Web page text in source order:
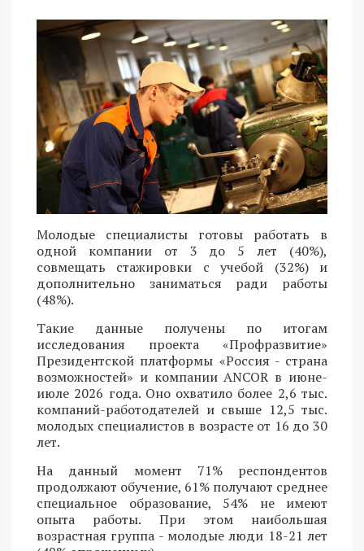
Молодые специалисты готовы работать в
одной компании от 3 до 5 лет (40%),
совмещать стажировки с учебой (32%) и
дополнительно заниматься ради работы
(48%).
Такие данные получены по итогам
исследования проекта «Профразвитие»
Президентской платформы «Россия - страна
возможностей» и компании ANCOR в июне-
июле 2026 года. Оно охватило более 2,6 тыс.
компаний-работодателей и свыше 12,5 тыс.
молодых специалистов в возрасте от 16 до 30
лет.
На данный момент 71% респондентов
продолжают обучение, 61% получают среднее
специальное образование, 54% не имеют
опыта работы. При этом наибольшая
возрастная группа - молодые люди 18-21 лет